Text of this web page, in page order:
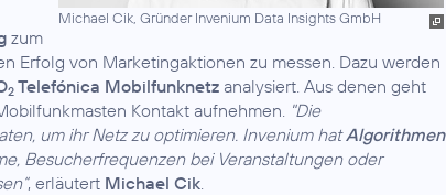
Michael Cik, Gründer Invenium Data Insights GmbH
zum
Erfolg von Marketingaktionen zu messen. Dazu werden
2 Telefónica Mobilfunknetz analysiert. Aus denen geht
Kontakt aufnehmen. "Die
um ihr Netz zu optimieren. Invenium hatAlgorithmen
Besucherfrequenzen bei Veranstaltungen oder
, erläutert Michael Cik